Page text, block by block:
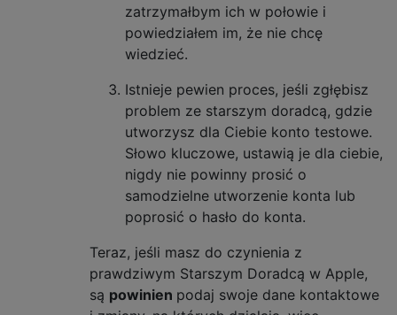
zatrzymałbym ich w połowie i
powiedziałem im, że nie chcę
wiedzieć.
Istnieje pewien proces, jeśli zgłębisz
problem ze starszym doradcą, gdzie
utworzysz dla Ciebie konto testowe.
Słowo kluczowe, ustawią je dla ciebie,
nigdy nie powinny prosić o
samodzielne utworzenie konta lub
poprosić o hasło do konta.
Teraz, jeśli masz do czynienia z
prawdziwym Starszym Doradcą w Apple,
są powinien podaj swoje dane kontaktowe